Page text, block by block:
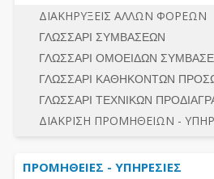
ΔΙΚΑΙΟΥΜΕΝΟΙ ΣΥΜΜΕΤΟΧΗΣ
ΠΡΟΣΦΟΡΕΣ –
ΔΙΕΞΑΓΩΓΗ ΔΙΑΔΙΚΑΣΙΑΣ
ΕΣΗΔΗΣ – ΚΗΜΔΗΣ
ΠΕΡΙΛΗΨΕΙΣ ΑΠΟΦΑΣΕΩΝ
ΣΥΝΟΛΟ
ΔΙΕΞΑΓΩΓΗ ΔΙΑΔΙΚΑΣΙΑΣ
ΔΙΑΔΙΚΑΣΙΕΣ ΑΝΑΘΕΣΗΣ
ΓΕΝΙΚΟΙ ΚΑΝΟΝΕΣ
ΠΡΟΕΤΟΙΜΑΣΙΑ -
ΛΟΓΟΙ ΑΠΟΚΛΕΙΣΜΟΥ-
ΠΡΟΣΦΟΡΕΣ -
ΔΙΑΚΗΡΥΞΕΙΣ ΑΛΛΩΝ ΦΟΡΕΩΝ
ΓΛΩΣΣΑΡΙ ΣΥΜΒΑΣΕΩΝ
ΓΛΩΣΣΑΡΙ ΟΜΟΕΙΔΩΝ
ΓΛΩΣΣΑΡΙ ΚΑΘΗΚΟΝΤΩΝ
ΓΛΩΣΣΑΡΙ ΤΕΧΝΙΚΩΝ
ΔΙΑΚΡΙΣΗ ΠΡΟΜΗΘΕΙΩΝ -
ΠΡΟΜΗΘΕΙΕΣ - ΥΠΗΡΕΣΙΕΣ